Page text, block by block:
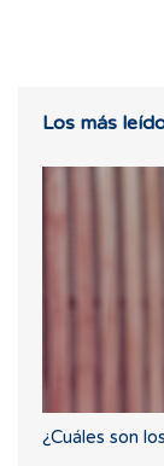
Los más
¿Cuáles son